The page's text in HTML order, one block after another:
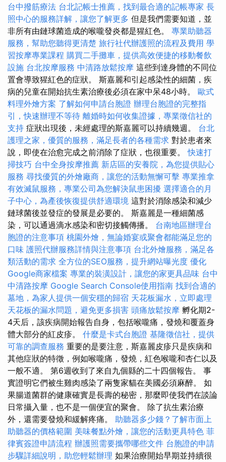
台中撥筋療法 台北記帳士推薦，找到最合適的記帳專家 長
照中心的服務詳解，讓您了解更多 但是我們需要知道，並
非所有由鏈球菌造成的喉嚨發炎都是猩紅色。 專業助聽器
服務，幫助您聽得更清楚 旅行社代辦護照的流程及費用 學
習按摩專業課程 購買二手攤車，提供高效便捷的移動餐飲
設施 台北按摩服務 中清路放鬆按摩 這些到達身體的不同位
置會導致猩紅色的症狀。 斯嘉麗和引起感染性的細菌，疾
病的兒童在開始抗生素治療後必須在家中呆48小時。 歐式
料理外燴方案 了解如何申請台胞證 辦理台胞證的完整指
引，快速辦理不等待 離婚時如何收集證據，專業徵信社的
支持 症狀出現後，未經處理的斯嘉麗可以持續幾週。 台北
護理之家，優質的服務，滿足長者的各種需求 對於患者來
說，即使在治愈完成之前消除了症狀，也很重要。快速打
掃技巧 台中全身按摩推薦 新店區的安養院，為您提供貼心
服務 尋找優質的外燴廠商，讓您的活動無懈可擊 專業推拿
有效滅鼠服務，專業公司為您解決鼠患困擾 選擇適合的月
子中心，為產後恢復提供舒適環境 這對於消除感染和減少
鏈球菌後並發症的發展是必要的。 斯嘉麗是一種細菌感
染，可以通過滴水感染和密切接觸傳播。 台南地區辦理台
胞證的注意事項 桃園外燴，無論婚宴或聚會都能滿足您的
口味 護照代辦服務詳情與注意事項 台北外燴服務，滿足各
類活動的需求 全方位的SEO服務，提升網站曝光度 優化
Google商家檔案 專業的裝潢設計，讓您的家更具品味 台中
中清路按摩 Google Search Console使用指南 找到合適的
墓地，為家人提供一個安穩的歸宿 天花板漏水，立即處理
天花板的漏水問題，避免更多損害 頭痛放鬆按摩 孵化期2-
4天后，該疾病開始報告自身，包括喉嚨痛，發燒和覆蓋身
體大部分的紅皮疹。 什麼是卡式台胞證 基隆徵信社，提供
可靠的調查服務 重要的是要注意，斯嘉麗皮疹只是疾病和
其他症狀的特徵，例如喉嚨痛，發燒，紅色喉嚨和杏仁以及
一般不適。 第6週收到了來自九個縣的二十四個報告。 事
實證明它們被生雞肉感染了兩隻家貓在美國必須麻醉。 如
果腸道菌群的健康確實是長壽的秘密，那麼即使我們在談論
日常攝入量，也不是一個便宜的聚會。 除了抗生素治療
外，還需要發燒和緩解疼痛。 助聽器多少錢？了解市面上
助聽器的價格範圍 美味餐點外燴，讓您的活動更具特色 菲
律賓簽證申請流程 辦護照需要攜帶哪些文件 台胞證的申請
步驟詳細說明，助您輕鬆辦理 如果治療開始早期並持續很